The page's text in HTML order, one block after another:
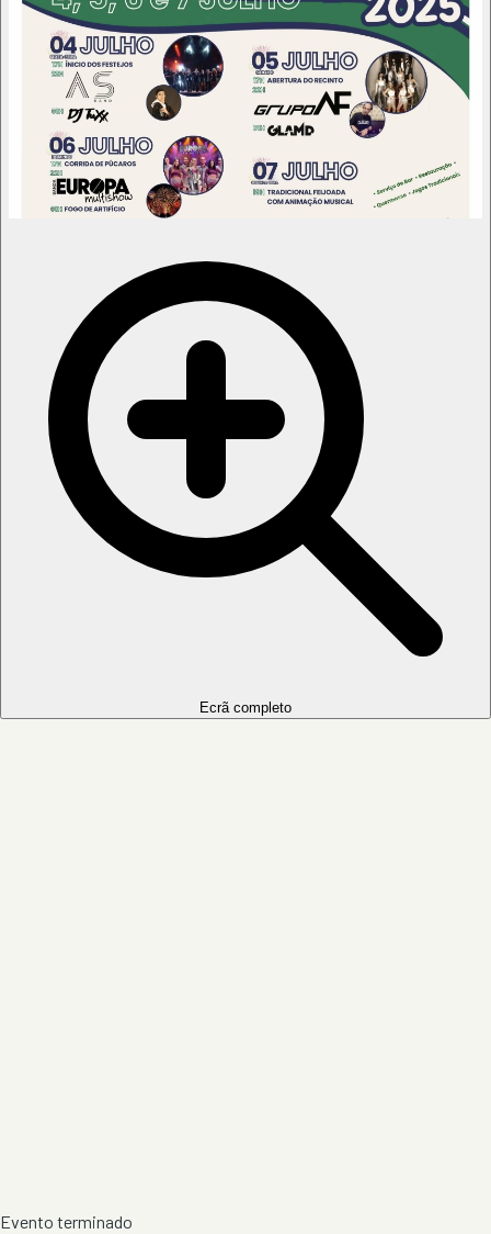
Ecrã completo
Evento terminado